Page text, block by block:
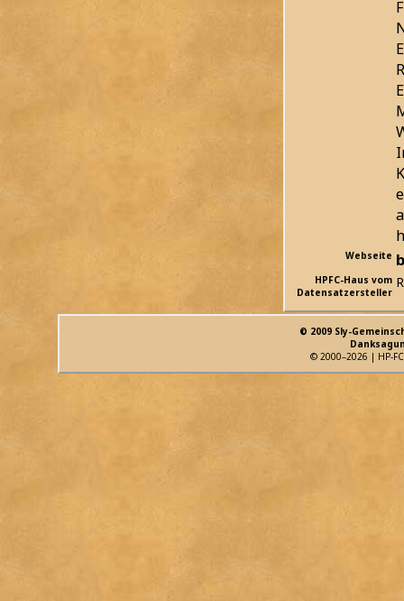
Webseite
HPFC-Haus vom
Datensatzersteller
© 2009 Sly-
© 2000–2026 | HP-